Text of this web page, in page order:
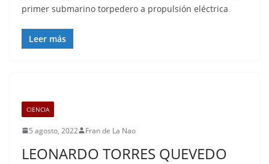
primer submarino torpedero a propulsión eléctrica
Leer más
CIENCIA
5 agosto, 2022 Fran de La Nao
LEONARDO TORRES QUEVEDO